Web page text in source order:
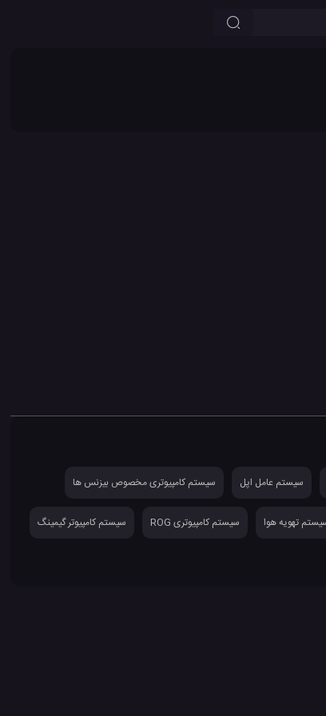
سیستم عامل اپل سیستم کامپیوتری مخصوص بیزنس ها
تهویه هوا سیستم کامپیوتری ROG سیستم کامپیوتر گیمینگ